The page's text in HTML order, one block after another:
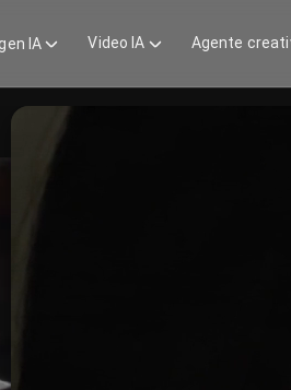
IA
creativo
iMini Creative Agent ya live